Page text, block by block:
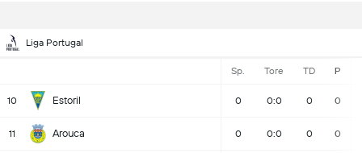
Liga Portugal
Sp. Tore TD P
10 Estoril 0 0:0 0 0
11 Arouca 0 0:0 0 0